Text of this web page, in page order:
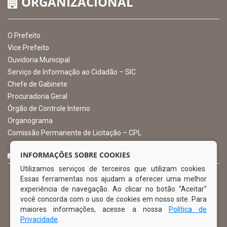
ORGANIZACIONAL
O Prefeito
Vice Prefeito
Ouvidoria Municipal
Serviço de Informação ao Cidadão – SIC
Chefe de Gabinete
Procuradoria Geral
Órgão de Controle Interno
Organograma
Comissão Permanente de Licitação – CPL
CURTA NOSSA FAN PAGE
INFORMAÇÕES SOBRE COOKIES
Utilizamos serviços de terceiros que utilizam cookies.
Essas ferramentas nos ajudam a oferecer uma melhor
experiência de navegação. Ao clicar no botão “Aceitar”
você concorda com o uso de cookies em nosso site. Para
maiores informações, acesse a nossa
Política de
Privacidade